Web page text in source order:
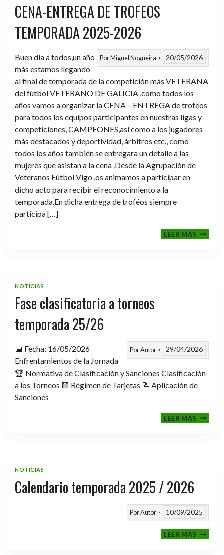
CENA-ENTREGA DE TROFEOS
TEMPORADA 2025-2026
PorMiguel Nogueira 20/05/2026
Buen día a todos,un año
más estamos llegando
al final de temporada de la competición más VETERANA
del fútbol VETERANO DE GALICIA ,como todos los
años vamos a organizar la CENA – ENTREGA de trofeos
para todos los equipos participantes en nuestras ligas y
competiciones, CAMPEONES,así como a los jugadores
más destacados y deportividad, árbitros etc., como
todos los años también se entregara un detalle a las
mujeres que asistan a la cena .Desde la Agrupación de
Veteranos Fútbol Vigo ,os animamos a participar en
dicho acto para recibir el reconocimiento a la
temporada.En dicha entrega de troféos siempre
participa […]
LEER MÁSCENA-
NOTICIAS
Fase clasificatoria a torneos
temporada 25/26
PorAutor 29/04/2026
📅 Fecha: 16/05/2026
Enfrentamientos de la Jornada
🏆 Normativa de Clasificación y Sanciones Clasificación
a los Torneos 🟨 Régimen de Tarjetas 📝 Aplicación de
Sanciones
LEER MÁSFASE
NOTICIAS
Calendario temporada 2025 / 2026
PorAutor 10/09/2025
LEER MÁS